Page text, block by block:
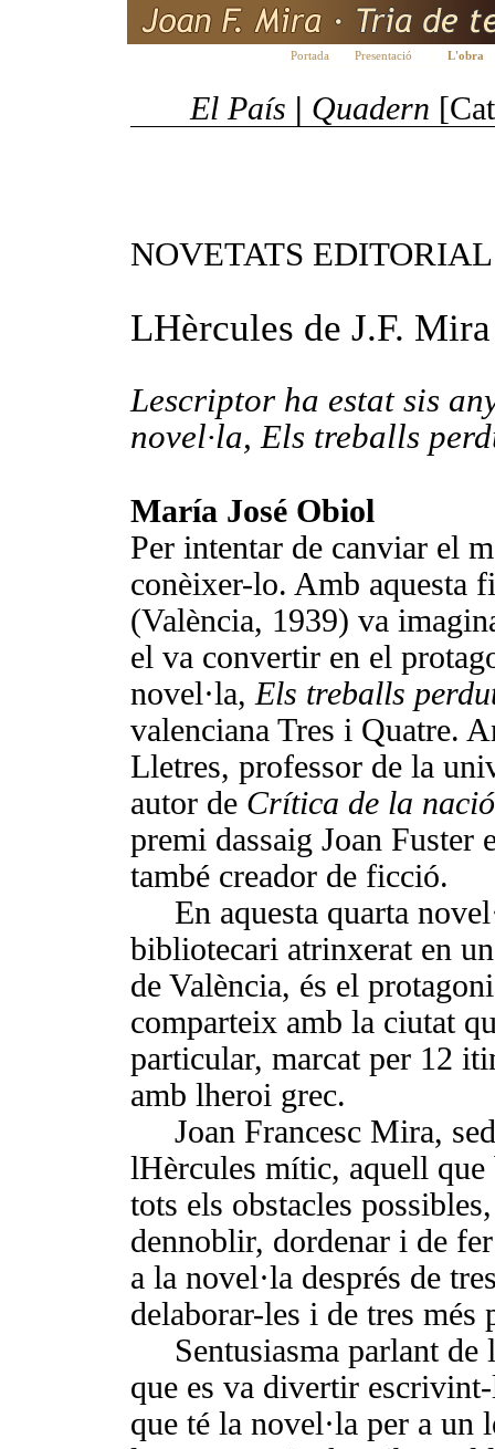
Portada Presentació L'obra
El País | Quadern
NOVETATS
LHèrcules de J.F. Mira
Lescriptor ha estat sis
novel·la, Els treballs
María José Obiol
Per intentar de canviar el
conèixer-­lo. Amb aquesta
(València, 1939) va
el va convertir en el
novel·la, Els treballs
valenciana Tres i Quatre.
Lletres, professor de la
autor de Crítica de la
premi dassaig Joan
també creador de ficció.
En aquesta quarta
bi­bliotecari atrinxerat en
de Va­lència, és el
comparteix amb la ciutat
particu­lar, marcat per 12
amb lheroi grec.
Joan Francesc Mira,
lHèrcules mític, aquell
tots els obstacles
denno­blir, dordenar i de
a la no­vel·la després de
delaborar-les i de tres
Sentusiasma parlant
que es va divertir
que té la novel·la per a un